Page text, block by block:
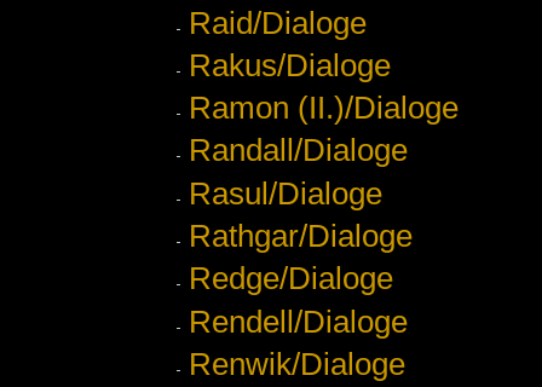
Raid/Dialoge
Rakus/Dialoge
Ramon (II.)/Dialoge
Randall/Dialoge
Rasul/Dialoge
Rathgar/Dialoge
Redge/Dialoge
Rendell/Dialoge
Renwik/Dialoge